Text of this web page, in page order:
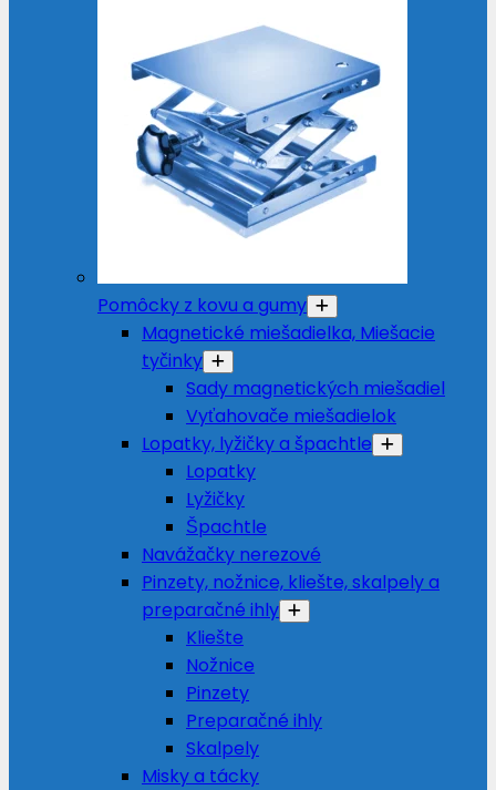
Pomôcky z kovu a gumy
Magnetické miešadielka, Miešacie
tyčinky
Sady magnetických miešadiel
Vyťahovače miešadielok
Lopatky, lyžičky a špachtle
Lopatky
Lyžičky
Špachtle
Navážačky nerezové
Pinzety, nožnice, kliešte, skalpely a
preparačné ihly
Kliešte
Nožnice
Pinzety
Preparačné ihly
Skalpely
Misky a tácky